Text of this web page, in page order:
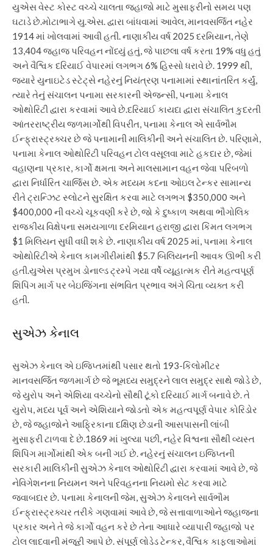
યુએસ વેસ્ટ કોસ્ટ વચ્ચે ચાલતા જહાજો માટે મુસાફરીનો સમય પણ
ઘટાડે છે.મોટાભાગે યુ.એસ. દ્વારા બાંધવામાં આવેલ, માનવસર્જિત નહેર
1914 માં ખોલવામાં આવી હતી. નાણાકીય વર્ષ 2025 દરમિયાન, તેણે
13,404 જહાજ પરિવહન નોંધ્યું હતું, જે પાછલા વર્ષ કરતા 19% વધુ હતું
અને વૈશ્વિક દરિયાઈ વેપારમાં લગભગ 6% હિસ્સો ધરાવે છે. 1999 થી,
જ્યારે યુનાઇટેડ સ્ટેટ્સે નહેરનું નિયંત્રણ પનામામાં સ્થાનાંતરિત કર્યું,
ત્યારે તેનું સંચાલન પનામા સરકારની એજન્સી, પનામા કેનાલ
ઓથોરિટી દ્વારા કરવામાં આવે છે.દરિયાઈ કાયદા દ્વારા સંચાલિત કુદરતી
આંતરરાષ્ટ્રીય જળમાર્ગોથી વિપરીત, પનામા કેનાલ એ સાર્વભૌમ
ઈન્ફ્રાસ્ટ્રક્ચર છે જે પનામાની માલિકીની અને સંચાલિત છે. પરિણામે,
પનામા કેનાલ ઓથોરિટી પરિવહન ટોલ વસૂલવા માટે હકદાર છે, જેમાં
વહાણના પ્રકાર, કાર્ગો ક્ષમતા અને માલસામાન વહન જેવા પરિબળો
દ્વારા નિર્ધારિત ચાર્જિસ છે.એક મધ્યમ કદના ઓઇલ ટેન્કર સામાન્ય
રીતે ટ્રાન્ઝિટ સ્લોટને સુરક્ષિત કરવા માટે લગભગ $350,000 અને
$400,000 ની વચ્ચે ચૂકવણી કરે છે, જો કે દુષ્કાળ અથવા ભૌગોલિક
રાજકીય વિક્ષેપના સમયગાળા દરમિયાન હરાજી દ્વારા કિંમત લગભગ
$1 મિલિયન સુધી વધી શકે છે. નાણાકીય વર્ષ 2025 માં, પનામા કેનાલ
ઓથોરિટીએ કેનાલ કામગીરીમાંથી $5.7 બિલિયનની આવક ઊભી કરી
હતી.યુએસ પ્રમુખ ડોનાલ્ડ ટ્રમ્પે ગયા વર્ષે વ્યૂહાત્મક રીતે મહત્વપૂર્ણ
શિપિંગ માર્ગ પર બેઇજિંગના સંભવિત પ્રભાવ અંગે ચિંતા વ્યક્ત કરી
હતી.
સુએઝ કેનાલ
સુએઝ કેનાલ એ ઇજિપ્તમાંથી પસાર થતો 193-કિલોમીટર
માનવસર્જિત જળમાર્ગ છે જે ભૂમધ્ય સમુદ્રને લાલ સમુદ્ર સાથે જોડે છે,
જે યુરોપ અને એશિયા વચ્ચેનો સૌથી ટૂંકો દરિયાઈ માર્ગ બનાવે છે. તે
યુરોપ, મધ્ય પૂર્વ અને એશિયાને જોડતો એક મહત્વપૂર્ણ વેપાર કોરિડોર
છે, જે જહાજોને આફ્રિકાના દક્ષિણ છેડાની આસપાસની લાંબી
મુસાફરી ટાળવા દે છે.1869 માં ખુલ્યા પછી, નહેર વિશ્વના સૌથી વ્યસ્ત
શિપિંગ માર્ગોમાંથી એક બની ગઈ છે.નહેરનું સંચાલન ઇજિપ્તની
સરકારી માલિકીની સુએઝ કેનાલ ઓથોરિટી દ્વારા કરવામાં આવે છે, જે
નેવિગેશનના નિયમન અને પરિવહનના નિયમો સેટ કરવા માટે
જવાબદાર છે. પનામા કેનાલની જેમ, સુએઝ કેનાલને સાર્વભૌમ
ઈન્ફ્રાસ્ટ્રક્ચર તરીકે ગણવામાં આવે છે, જે સત્તાવાળાઓને જહાજના
પ્રકાર અને તે જે કાર્ગો વહન કરે છે તેના આધારે વ્યાપારી જહાજો પર
ટોલ લાદવાની મંજૂરી આપે છે. સંપૂર્ણ લોડેડ ટેન્કર, વૈશ્વિક કાફલાઓમાં